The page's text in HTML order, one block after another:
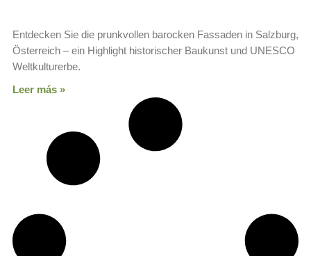
Entdecken Sie die prunkvollen barocken Fassaden in Salzburg,
Österreich – ein Highlight historischer Baukunst und UNESCO
Weltkulturerbe.
Leer más »